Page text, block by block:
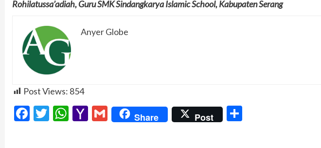
Rohilatussa’adiah, Guru SMK Sindangkarya Islamic School, Kabupaten Serang
Anyer Globe
Post Views: 854
Facebook
Twitter
WhatsApp
YahooGmailShare Post